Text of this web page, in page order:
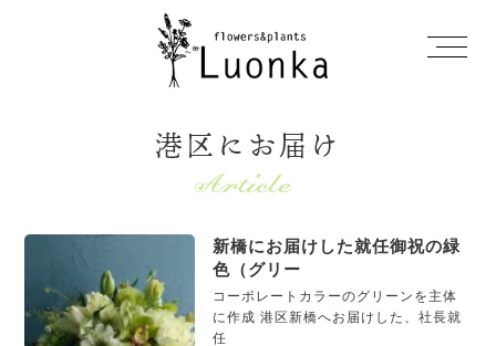
港区にお届け
新橋にお届けした就任御祝の緑
色（グリー
コーポレートカラーのグリーンを主体
に作成 港区新橋へお届けした、社長就
任